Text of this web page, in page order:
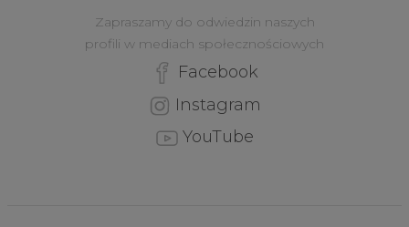
Zapraszamy do odwiedzin naszych
profili w mediach społecznościowych
Facebook
Instagram
YouTube